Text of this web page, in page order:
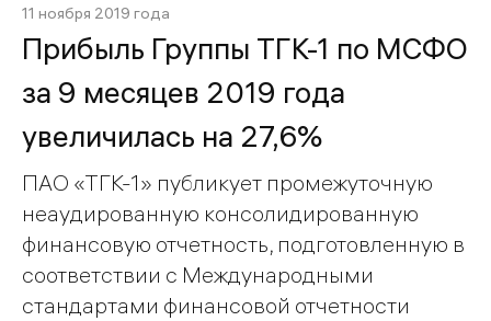
11 ноября 2019 года
Прибыль Группы ТГК-1 по МСФО
за 9 месяцев 2019 года
увеличилась на 27,6%
ПАО «ТГК-1» публикует промежуточную
неаудированную консолидированную
финансовую отчетность, подготовленную в
соответствии с Международными
стандартами финансовой отчетности